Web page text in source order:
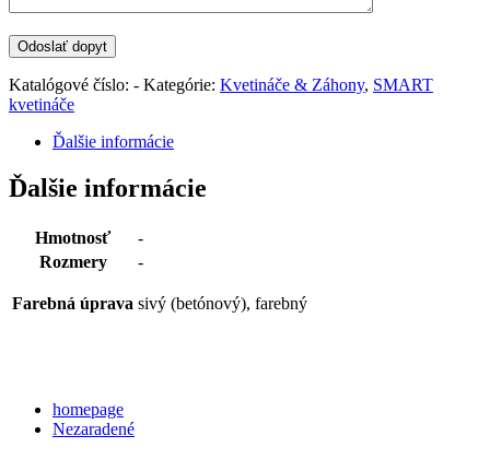
Katalógové číslo: - Kategórie: Kvetináče & Záhony, SMART
kvetináče
Ďalšie informácie
Ďalšie informácie
Hmotnosť
-
Rozmery
-
Farebná úprava sivý (betónový), farebný
homepage
Nezaradené